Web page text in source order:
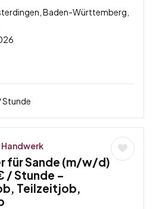
Baden-Württemberg,
Stunde
für Sande (m/w/d)
/ Stunde –
Teilzeitjob,